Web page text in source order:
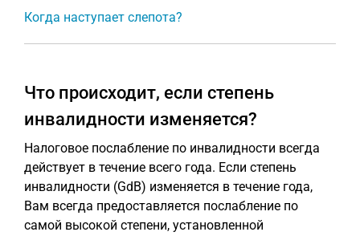
Когда наступает слепота?
Что происходит, если степень
инвалидности изменяется?
Налоговое послабление по инвалидности всегда
действует в течение всего года. Если степень
инвалидности (GdB) изменяется в течение года,
Вам всегда предоставляется послабление по
самой высокой степени, установленной